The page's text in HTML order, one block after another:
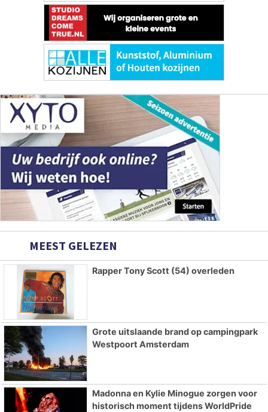
MEEST GELEZEN
Rapper Tony Scott (54) overleden
Grote uitslaande brand op campingpark
Westpoort Amsterdam
Madonna en Kylie Minogue zorgen voor
historisch moment tijdens WorldPride